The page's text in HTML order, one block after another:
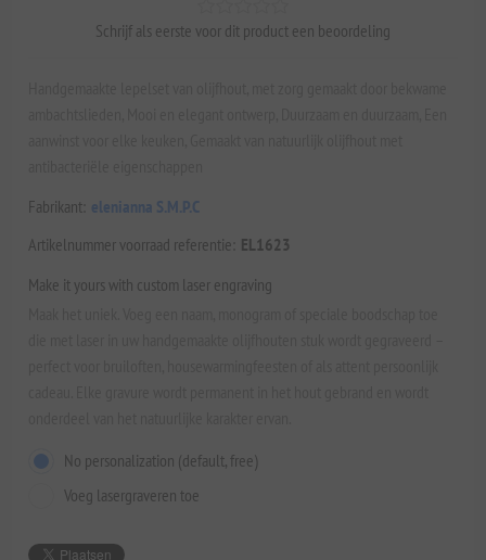
Schrijf als eerste voor dit product een beoordeling
Fabrikant: elenianna S.M.P.C
Artikelnummer voorraad referentie: EL1623
Make it yours with custom laser engraving
No personalization (default, free)
Voeg lasergraveren toe